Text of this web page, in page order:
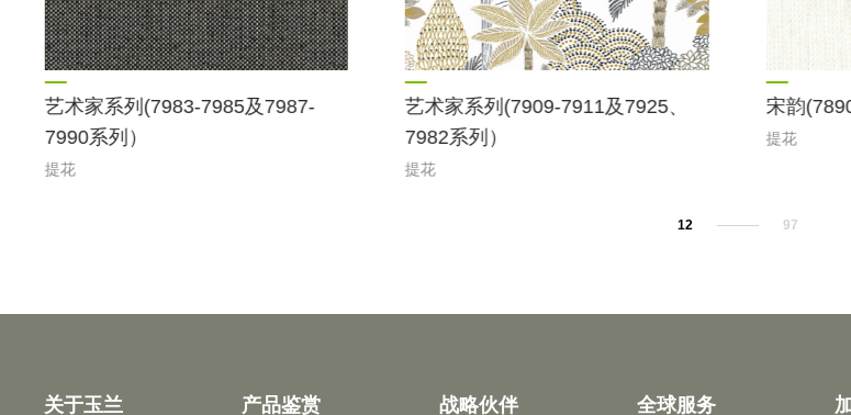
艺术家系列(7983-7985及7987-
7990系列）
提花
艺术家系列(7909-7911及7925、
7982系列）
提花
宋韵
提花
12 97
关于玉兰 产品鉴赏 战略伙伴 全球服务